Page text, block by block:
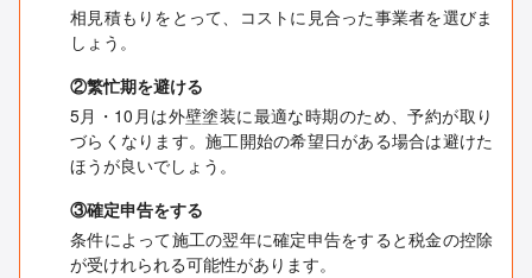
相見積もりをとって、コストに見合った事業者を選びま
しょう。
②繁忙期を避ける
5月・10月は外壁塗装に最適な時期のため、予約が取り
づらくなります。施工開始の希望日がある場合は避けた
ほうが良いでしょう。
③確定申告をする
条件によって施工の翌年に確定申告をすると税金の控除
が受けれられる可能性があります。